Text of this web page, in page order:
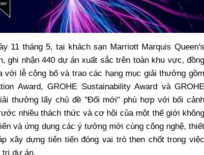
11 tháng 5, tại khách sạn Marriott Marquis Queen's
ghi nhận 440 dự án xuất sắc trên toàn khu vực, đồng
với lễ công bố và trao các hạng mục giải thưởng gồm
Award, GROHE Sustainability Award và GROHE
thưởng lấy chủ đề "Đổi mới" phù hợp với bối cảnh
nhiều thách thức và cơ hội của một thế giới không
và ứng dụng các ý tưởng mới cùng công nghệ, thiết
xây dựng tiên tiến đóng vai trò then chốt trong việc
trị dự án.